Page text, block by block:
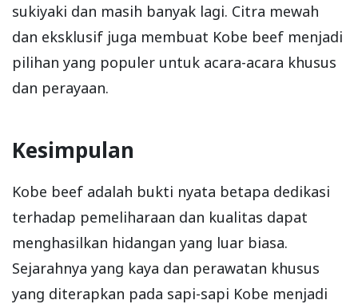
sukiyaki dan masih banyak lagi. Citra mewah
dan eksklusif juga membuat Kobe beef menjadi
pilihan yang populer untuk acara-acara khusus
dan perayaan.
Kesimpulan
Kobe beef adalah bukti nyata betapa dedikasi
terhadap pemeliharaan dan kualitas dapat
menghasilkan hidangan yang luar biasa.
Sejarahnya yang kaya dan perawatan khusus
yang diterapkan pada sapi-sapi Kobe menjadi